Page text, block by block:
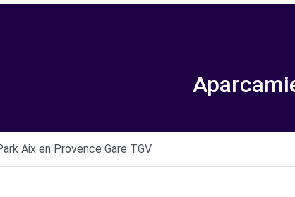
Aix en Provence Gare TGV